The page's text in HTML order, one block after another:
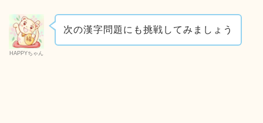
HAPPYちゃん
次の漢字問題にも挑戦してみましょう